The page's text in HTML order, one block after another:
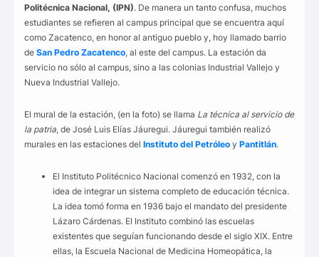
Politécnica Nacional, (IPN). De manera un tanto confusa, muchos
estudiantes se refieren al campus principal que se encuentra aquí
como Zacatenco, en honor al antiguo pueblo y, hoy llamado barrio
de San Pedro Zacatenco , al este del campus. La estación da
servicio no sólo al campus, sino a las colonias Industrial Vallejo y
Nueva Industrial Vallejo.
El mural de la estación, (en la foto) se llama La técnica al servicio de
la patria , de José Luis Elías Jáuregui. Jáuregui también realizó
murales en las estaciones del Instituto del Petróleo y Pantitlán.
El Instituto Politécnico Nacional comenzó en 1932, con la
idea de integrar un sistema completo de educación técnica.
La idea tomó forma en 1936 bajo el mandato del presidente
Lázaro Cárdenas. El Instituto combinó las escuelas
existentes que seguían funcionando desde el siglo XIX. Entre
ellas, la Escuela Nacional de Medicina Homeopática, la